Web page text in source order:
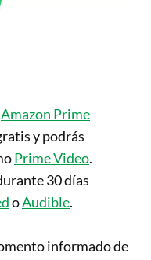
Amazon Prime
y podrás
Prime Video.
30 días
oAudible.
informado de